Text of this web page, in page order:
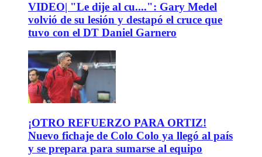
VIDEO| "Le dije al cu....": Gary Medel
volvió de su lesión y destapó el cruce que
tuvo con el DT Daniel Garnero
¡OTRO REFUERZO PARA ORTIZ!
Nuevo fichaje de Colo Colo ya llegó al país
y se prepara para sumarse al equipo